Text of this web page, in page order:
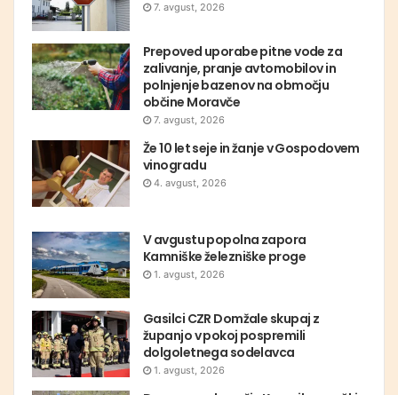
7. avgust, 2026
Prepoved uporabe pitne vode za
zalivanje, pranje avtomobilov in
polnjenje bazenov na območju
občine Moravče
7. avgust, 2026
Že 10 let seje in žanje v Gospodovem
vinogradu
4. avgust, 2026
V avgustu popolna zapora
Kamniške železniške proge
1. avgust, 2026
Gasilci CZR Domžale skupaj z
županjo v pokoj pospremili
dolgoletnega sodelavca
1. avgust, 2026